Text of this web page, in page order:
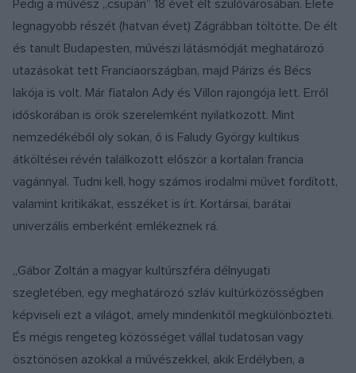
Pedig a művész „csupán” 18 évet élt szülővárosában. Élete
legnagyobb részét (hatvan évet) Zágrábban töltötte. De élt
és tanult Budapesten, művészi látásmódját meghatározó
utazásokat tett Franciaországban, majd Párizs és Bécs
lakója is volt. Már fiatalon Ady és Villon rajongója lett. Erről
időskorában is örök szerelemként nyilatkozott. Mint
nemzedékéből oly sokan, ő is Faludy György kultikus
átköltései révén találkozott először a kortalan francia
vagánnyal. Tudni kell, hogy számos irodalmi művet fordított,
valamint kritikákat, esszéket is írt. Kortársai, barátai
univerzális emberként emlékeznek rá.
„Gábor Zoltán a magyar kultúrszféra délnyugati
szegletében, egy meghatározó szláv kultúrközösségben
képviseli ezt a világot, amely mindenkitől megkülönbözteti.
És mégis rengeteg közösséget vállal tudatosan vagy
ösztönösen azokkal a művészekkel, akik Erdélyben, a